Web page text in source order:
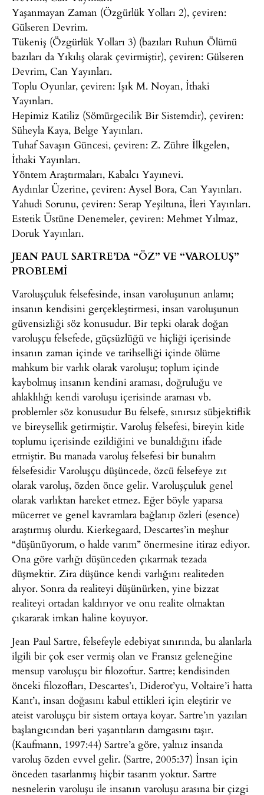
Yaşanmayan Zaman (Özgürlük Yolları 2), çeviren:
Gülseren Devrim.
Tükeniş (Özgürlük Yolları 3) (bazıları Ruhun Ölümü
bazıları da Yıkılış olarak çevirmiştir), çeviren: Gülseren
Devrim, Can Yayınları.
Toplu Oyunlar, çeviren: Işık M. Noyan, İthaki
Yayınları.
Hepimiz Katiliz (Sömürgecilik Bir Sistemdir), çeviren:
Süheyla Kaya, Belge Yayınları.
Tuhaf Savaşın Güncesi, çeviren: Z. Zühre İlkgelen,
İthaki Yayınları.
Yöntem Araştırmaları, Kabalcı Yayınevi.
Aydınlar Üzerine, çeviren: Aysel Bora, Can Yayınları.
Yahudi Sorunu, çeviren: Serap Yeşiltuna, İleri Yayınları.
Estetik Üstüne Denemeler, çeviren: Mehmet Yılmaz,
Doruk Yayınları.
JEAN PAUL SARTRE’DA “ÖZ” VE “VAROLUŞ”
PROBLEMİ
Varoluşçuluk felsefesinde, insan varoluşunun anlamı;
insanın kendisini gerçekleştirmesi, insan varoluşunun
güvensizliği söz konusudur. Bir tepki olarak doğan
varoluşçu felsefede, güçsüzlüğü ve hiçliği içerisinde
insanın zaman içinde ve tarihselliği içinde ölüme
mahkum bir varlık olarak varoluşu; toplum içinde
kaybolmuş insanın kendini araması, doğruluğu ve
ahlaklılığı kendi varoluşu içerisinde araması vb.
problemler söz konusudur Bu felsefe, sınırsız sübjektiflik
ve bireysellik getirmiştir. Varoluş felsefesi, bireyin kitle
toplumu içerisinde ezildiğini ve bunaldığını ifade
etmiştir. Bu manada varoluş felsefesi bir bunalım
felsefesidir Varoluşçu düşüncede, özcü felsefeye zıt
olarak varoluş, özden önce gelir. Varoluşçuluk genel
olarak varlıktan hareket etmez. Eğer böyle yaparsa
mücerret ve genel kavramlara bağlanıp özleri (esence)
araştırmış olurdu. Kierkegaard, Descartes’in meşhur
“düşünüyorum, o halde varım” önermesine itiraz ediyor.
Ona göre varlığı düşünceden çıkarmak tezada
düşmektir. Zira düşünce kendi varlığını realiteden
alıyor. Sonra da realiteyi düşünürken, yine bizzat
realiteyi ortadan kaldırıyor ve onu realite olmaktan
çıkararak imkan haline koyuyor.
Jean Paul Sartre, felsefeyle edebiyat sınırında, bu alanlarla
ilgili bir çok eser vermiş olan ve Fransız geleneğine
mensup varoluşçu bir filozoftur. Sartre; kendisinden
önceki filozofları, Descartes’ı, Diderot’yu, Voltaire’i hatta
Kant’ı, insan doğasını kabul ettikleri için eleştirir ve
ateist varoluşçu bir sistem ortaya koyar. Sartre’ın yazıları
başlangıcından beri yaşantıların damgasını taşır.
(Kaufmann, 1997:44) Sartre’a göre, yalnız insanda
varoluş özden evvel gelir. (Sartre, 2005:37) İnsan için
önceden tasarlanmış hiçbir tasarım yoktur. Sartre
nesnelerin varoluşu ile insanın varoluşu arasına bir çizgi